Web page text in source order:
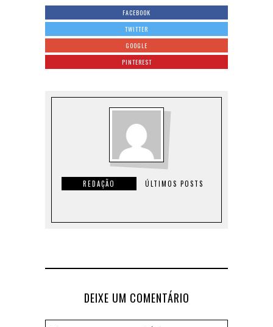
FACEBOOK
TWITTER
GOOGLE
PINTEREST
REDAÇÃO ÚLTIMOS POSTS
DEIXE UM COMENTÁRIO